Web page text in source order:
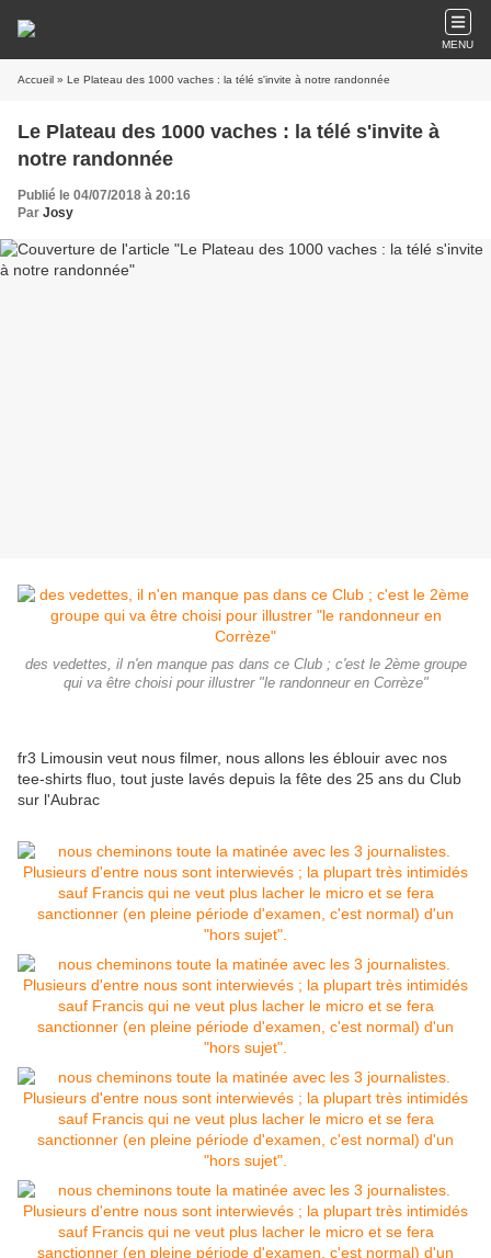
MENU
Accueil » Le Plateau des 1000 vaches : la télé s'invite à notre randonnée
Le Plateau des 1000 vaches : la télé s'invite à
notre randonnée
Publié le 04/07/2018 à 20:16
Par Josy
des vedettes, il n'en manque pas dans ce Club ; c'est le 2ème groupe
qui va être choisi pour illustrer "le randonneur en Corrèze"
fr3 Limousin veut nous filmer, nous allons les éblouir avec nos
tee-shirts fluo, tout juste lavés depuis la fête des 25 ans du Club
sur l'Aubrac